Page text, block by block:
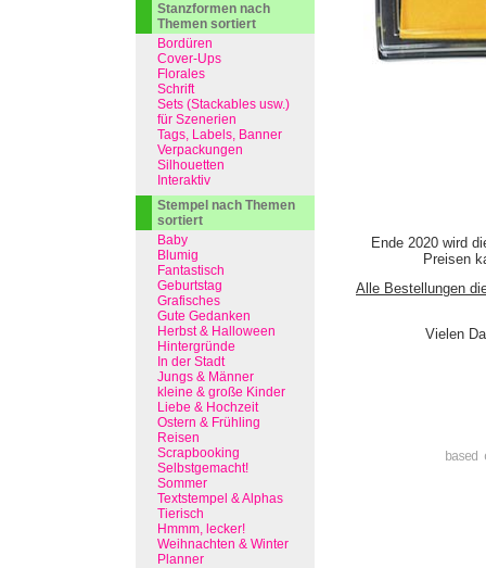
Ende 2020 wird
Preisen
Alle Bestellungen
Vielen
Stanzformen nach
Themen sortiert
Bordüren
Cover-Ups
Florales
Schrift
Sets (Stackables usw.)
für Szenerien
Tags, Labels, Banner
Verpackungen
Silhouetten
Interaktiv
Stempel nach Themen
sortiert
Baby
Blumig
Fantastisch
Geburtstag
Grafisches
Gute Gedanken
Herbst & Halloween
Hintergründe
In der Stadt
Jungs & Männer
kleine & große Kinder
Liebe & Hochzeit
Ostern & Frühling
Reisen
Scrapbooking
Selbstgemacht!
Sommer
Textstempel & Alphas
Tierisch
Hmmm, lecker!
Weihnachten & Winter
Planner